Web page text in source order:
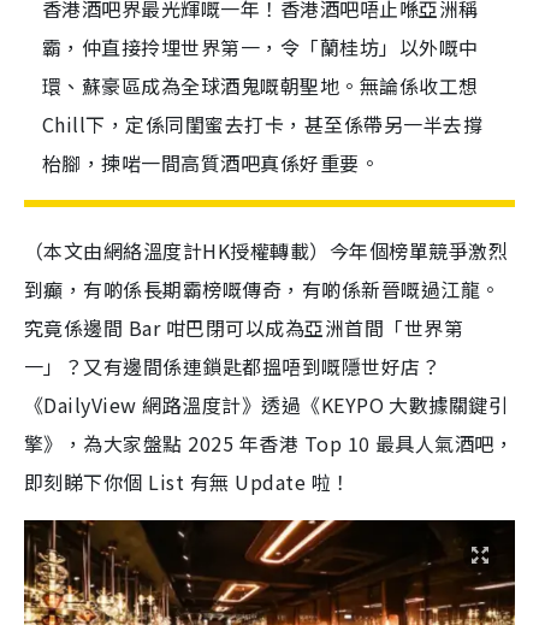
香港酒吧界最光輝嘅一年！香港酒吧唔止喺亞洲稱
霸，仲直接拎埋世界第一，令「蘭桂坊」以外嘅中
環、蘇豪區成為全球酒鬼嘅朝聖地。無論係收工想
Chill下，定係同閨蜜去打卡，甚至係帶另一半去撐
枱腳，揀啱一間高質酒吧真係好重要。
（本文由網絡溫度計HK授權轉載）今年個榜單競爭激烈
到癲，有啲係長期霸榜嘅傳奇，有啲係新晉嘅過江龍。
究竟係邊間 Bar 咁巴閉可以成為亞洲首間「世界第
一」？又有邊間係連鎖匙都搵唔到嘅隱世好店？
《DailyView 網路溫度計》透過《KEYPO 大數據關鍵引
擎》，為大家盤點 2025 年香港 Top 10 最具人氣酒吧，
即刻睇下你個 List 有無 Update 啦！